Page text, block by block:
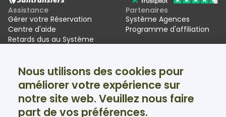
Assistance
Gérer votre Réservation
Centre d'aide
Retards dus au Système
Partenaires
Système Agences
Programme d'affiliation
Suntransfers
À propos
Transferts au ski
Réseaux sociaux
Facebook
Assistance disponible 24h/24 et 7j/7
Nous utilisons des cookies pour
améliorer votre expérience sur
notre site web. Veuillez nous faire
part de vos préférences.